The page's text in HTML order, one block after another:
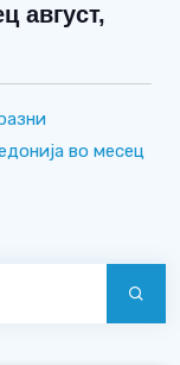
август,
во месец